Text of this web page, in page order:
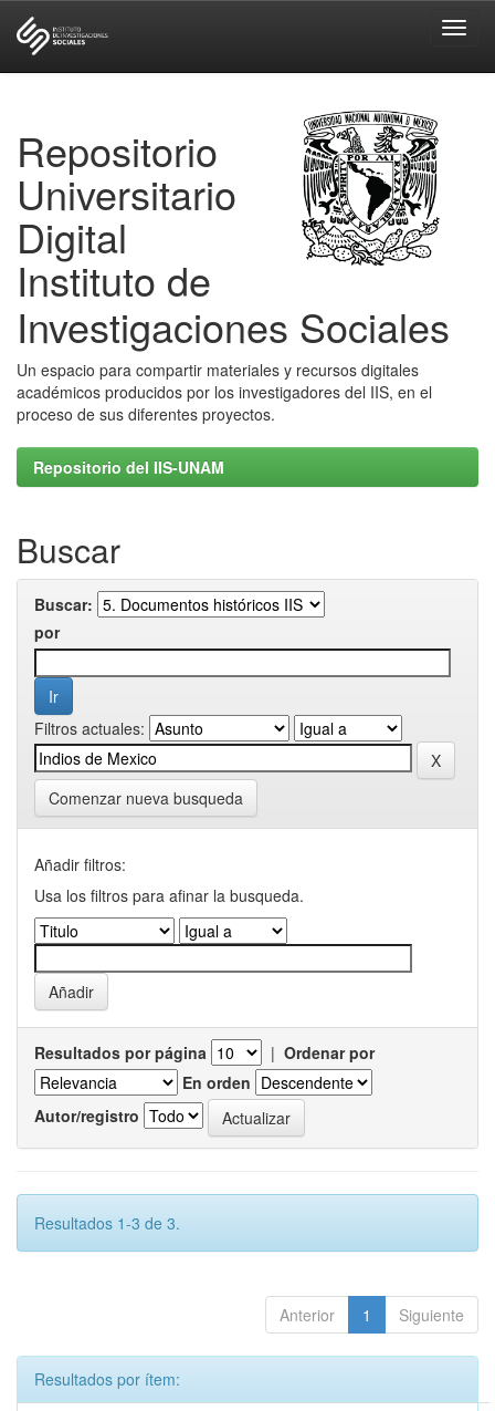
Repositorio
Universitario
Digital
Instituto de
Investigaciones Sociales
Un espacio para compartir materiales y recursos digitales
académicos producidos por los investigadores del IIS, en el
proceso de sus diferentes proyectos.
Repositorio del IIS-UNAM
Buscar
Buscar:
por
Filtros actuales:
Comenzar nueva busqueda
Añadir filtros:
Usa los filtros para afinar la busqueda.
Resultados por página | Ordenar por
En orden
Autor/registro
Resultados 1-3 de 3.
Anterior 1 Siguiente
Resultados por ítem: